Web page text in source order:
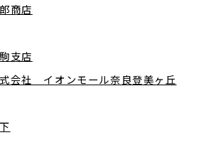
商店
支店
会社 イオンモール奈良登美ヶ丘